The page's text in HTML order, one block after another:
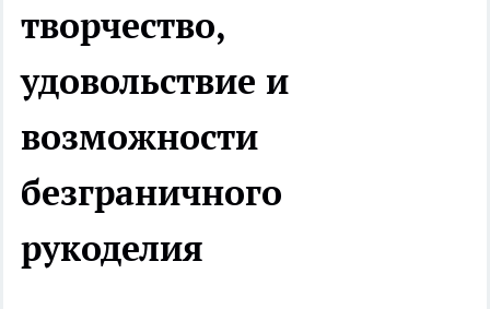
творчество,
удовольствие и
возможности
безграничного
рукоделия